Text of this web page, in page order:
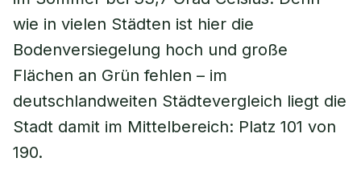
wie in vielen Städten ist hier die
Bodenversiegelung hoch und große
Flächen an Grün fehlen – im
deutschlandweiten Städtevergleich liegt die
Stadt damit im Mittelbereich: Platz 101 von
190.